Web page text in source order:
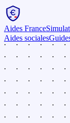
Aides France
Aides sociales